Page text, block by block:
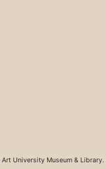
University Museum & Library.